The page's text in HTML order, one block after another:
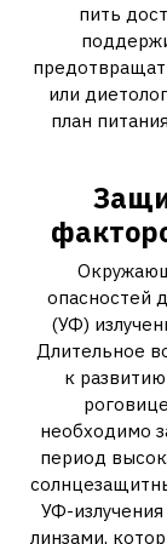
пить
или
план
опасностей
(УФ)
Длительное
к
необходимо
период
УФ-
линзами,